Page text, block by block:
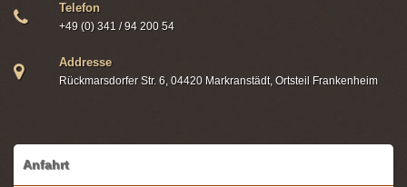
Telefon
+49 (0) 341 / 94 200 54
Addresse
Rückmarsdorfer Str. 6, 04420 Markranstädt, Ortsteil Frankenheim
Anfahrt